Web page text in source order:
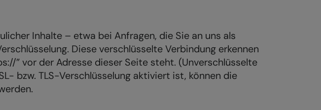
Inhalte – etwa bei Anfragen, die Sie an uns als
Diese verschlüsselte Verbindung erkennen
” vor der Adresse dieser Seite steht. (Unverschlüsselte
bzw. TLS-Verschlüsselung aktiviert ist, können die